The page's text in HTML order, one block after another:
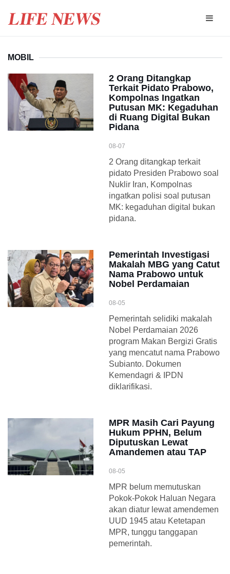
MOBIL
2 Orang Ditangkap
Terkait Pidato Prabowo,
Kompolnas Ingatkan
Putusan MK: Kegaduhan
di Ruang Digital Bukan
Pidana
08-07
2 Orang ditangkap terkait
pidato Presiden Prabowo soal
Nuklir Iran, Kompolnas
ingatkan polisi soal putusan
MK: kegaduhan digital bukan
pidana.
Pemerintah Investigasi
Makalah MBG yang Catut
Nama Prabowo untuk
Nobel Perdamaian
08-05
Pemerintah selidiki makalah
Nobel Perdamaian 2026
program Makan Bergizi Gratis
yang mencatut nama Prabowo
Subianto. Dokumen
Kemendagri & IPDN
diklarifikasi.
MPR Masih Cari Payung
Hukum PPHN, Belum
Diputuskan Lewat
Amandemen atau TAP
08-05
MPR belum memutuskan
Pokok-Pokok Haluan Negara
akan diatur lewat amendemen
UUD 1945 atau Ketetapan
MPR, tunggu tanggapan
pemerintah.